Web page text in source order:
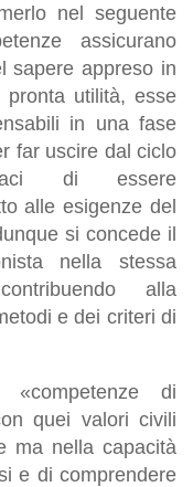
nel seguente
assicurano
sapere appreso in
utilità, esse
in una fase
far uscire dal ciclo
di essere
alle esigenze del
si concede il
nella stessa
alla
e dei criteri di
di
quei valori civili
ma nella capacità
e di comprendere